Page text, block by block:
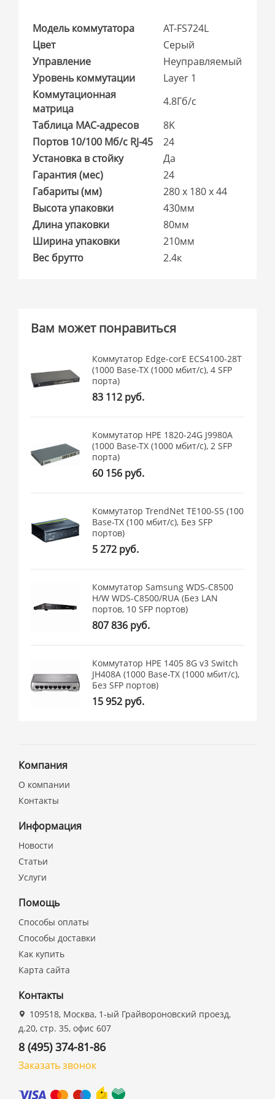
Модель коммутатора
AT-FS724L
Цвет
Серый
Управление
Неуправляемый
Уровень коммутации
Layer 1
Коммутационная
матрица
4.8Гб/с
Таблица MAC-адресов
8K
Портов 10/100 Мб/с RJ-45
24
Установка в стойку
Да
Гарантия (мес)
24
Габариты (мм)
280 x 180 x 44
Высота упаковки
430мм
Длина упаковки
80мм
Ширина упаковки
210мм
Вес брутто
2.4к
Вам может понравиться
Коммутатор Edge-corE ECS4100-28T
(1000 Base-TX (1000 мбит/с), 4 SFP
порта)
83 112 руб.
Коммутатор HPE 1820-24G J9980A
(1000 Base-TX (1000 мбит/с), 2 SFP
порта)
60 156 руб.
Коммутатор TrendNet TE100-S5 (100
Base-TX (100 мбит/с), Без SFP
портов)
5 272 руб.
Коммутатор Samsung WDS-C8500
H/W WDS-C8500/RUA (Без LAN
портов, 10 SFP портов)
807 836 руб.
Коммутатор HPE 1405 8G v3 Switch
JH408A (1000 Base-TX (1000 мбит/с),
Без SFP портов)
15 952 руб.
Компания
О компании
Контакты
Информация
Новости
Статьи
Услуги
Помощь
Способы оплаты
Способы доставки
Как купить
Карта сайта
Контакты
109518, Москва, 1-ый Грайвороновский проезд,
д.20, стр. 35, офис 607
8 (495) 374-81-86
Заказать звонок